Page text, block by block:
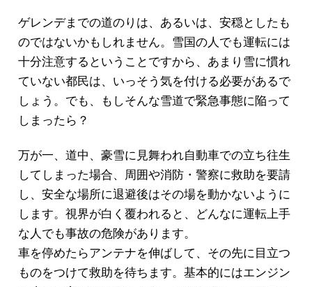
ゲレンデまでの道のりは、あるいは、安穏としたも
のではないかもしれません。雪国の人でも運転には
十分注意するということですから、あまり雪に慣れ
ていない都民は、いっそう気を付ける必要があるで
しょう。でも、もしそんな雪道で緊急事態に陥って
しまったら？
万が一、道中、豪雪に見舞われ自動車での立ち往生
してしまった場合、周囲や消防・警察に救助を要請
し、安全な場所に退避後はその場を動かないように
します。視界が白く覆われると、どんなに運転上手
な人でも事故の危険があります。
車を停めたらアンテナを伸ばして、その先に目立つ
ものをつけて救助を待ちます。基本的にはエンジン